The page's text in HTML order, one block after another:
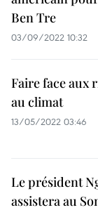
Ben Tre
03/09/2022 10:32
Faire face aux
au climat
13/05/2022 03:46
Le président
assistera au